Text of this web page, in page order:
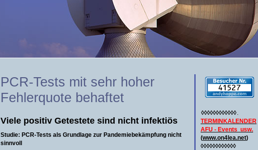
◊◊◊◊◊◊◊◊◊◊◊◊.
TERMINKALENDER
AFU - Events usw.
(www.on4lea.net)
◊◊◊◊◊◊◊◊◊◊◊◊
PCR-Tests mit sehr hoher
Fehlerquote behaftet
Viele positiv Getestete sind nicht infektiös
Studie: PCR-Tests als Grundlage zur Pandemiebekämpfung nicht
sinnvoll